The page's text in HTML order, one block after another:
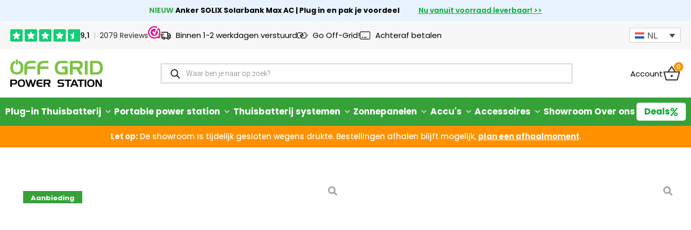
NIEUWAnker SOLIX Solarbank Max AC | Plug in en pak je voordeel Nu vanuit voorraad leverbaar! >>
Binnen 1-2 werkdagen verstuurd Go Off-Grid! Achteraf betalen NL
Account
0
Plug-in Thuisbatterij Portable power station Thuisbatterij systemen Zonnepanelen Accu's Accessoires Showroom Over ons Deals
Let op:De showroom is tijdelijk gesloten wegens drukte. Bestellingen afhalen blijft mogelijk, plan een afhaalmoment.
Aanbieding Anker SOLIX C800X Power Station